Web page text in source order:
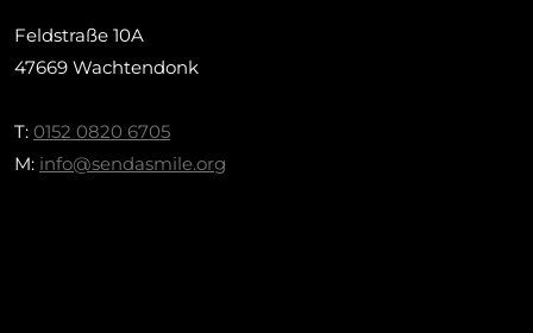
Feldstraße 10A
47669 Wachtendonk
T: 0152 0820 6705
M: info@sendasmile.org